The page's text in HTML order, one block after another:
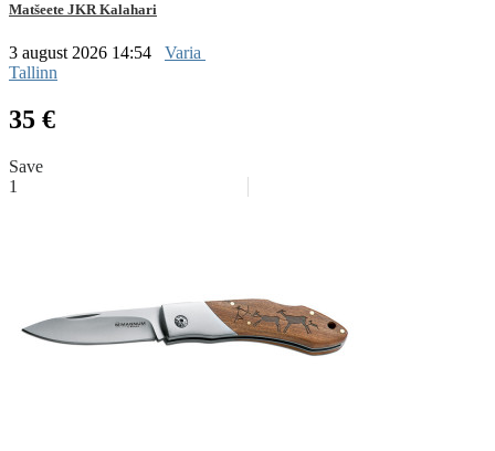
Matšeete JKR Kalahari
3 august 2026 14:54
Varia
Tallinn
35 €
Save
1